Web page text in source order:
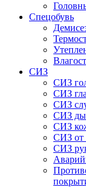
Спецобувь
СИЗ
СИЗ
СИЗ
СИЗ
СИЗ
СИЗ
СИЗ от
СИЗ